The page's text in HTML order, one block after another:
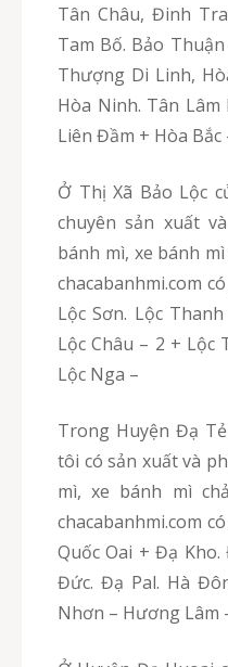
Tân Châu, Đinh
Tam Bố. Bảo
Thượng Di Linh,
Hòa Ninh. Tân
Liên Đầm + Hòa Bắc
Ở Thị Xã Bảo Lộc của Lâm Đồng, chúng tôi
chuyên sản xuất
bánh mì, xe bánh mì
chacabanhmi.com
Lộc Sơn. Lộc
Lộc Châu – 2 + Lộc
Lộc Nga –
Trong Huyện Đạ Tẻh của Lâm Đồng, chúng
tôi có sản xuất và
mì, xe bánh mì
chacabanhmi.com
Quốc Oai + Đạ
Đức. Đạ Pal. Hà
Nhơn – Hương Lâm